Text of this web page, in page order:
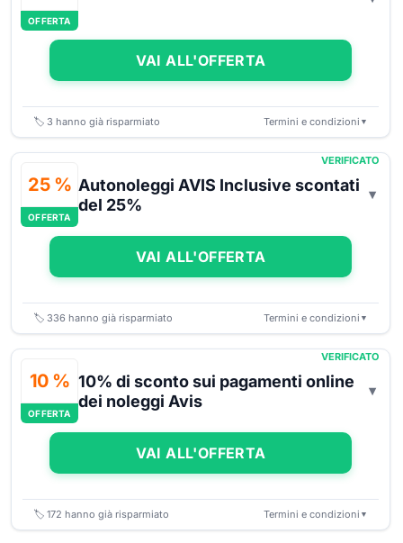
OFFERTA
VAI ALL'OFFERTA
🏷️ 3 hanno già risparmiato Termini e condizioni ▼
25 %
OFFERTA
VERIFICATO
Autonoleggi AVIS Inclusive scontati
del 25%
VAI ALL'OFFERTA
🏷️ 336 hanno già risparmiato Termini e condizioni ▼
10 %
OFFERTA
VERIFICATO
10% di sconto sui pagamenti online
dei noleggi Avis
VAI ALL'OFFERTA
🏷️ 172 hanno già risparmiato Termini e condizioni ▼